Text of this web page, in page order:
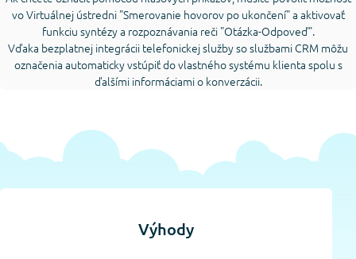
vo Virtuálnej ústredni "Smerovanie hovorov po ukončení" a aktivovať
funkciu syntézy a rozpoznávania reči "Otázka-Odpoveď".
Vďaka bezplatnej integrácii telefonickej služby so službami CRM môžu
označenia automaticky vstúpiť do vlastného systému klienta spolu s
ďalšími informáciami o konverzácii.
Výhody